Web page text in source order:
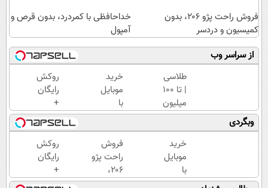
فروش راحت پژو ۲۰6، بدون
کمیسیون و دردسر
خداحافظی با کمردرد، بدون قرص و
آمپول
از سراسر وب
طلاسی
| تا 100
میلیون
وام
آنی
خرید
طلا💰
ثبت
نام
خرید
موبایل
با
اسنپ
پی | در
۴
قسط
بدون
سود و
روکش
رایگان
+
اقساط
۱۲
ماهه
ایمپلنت
وبگردی
خرید
موبایل
با
اسنپ
فروش
راحت پژو
۲۰6،
بدون
روکش
رایگان
+
اقساط